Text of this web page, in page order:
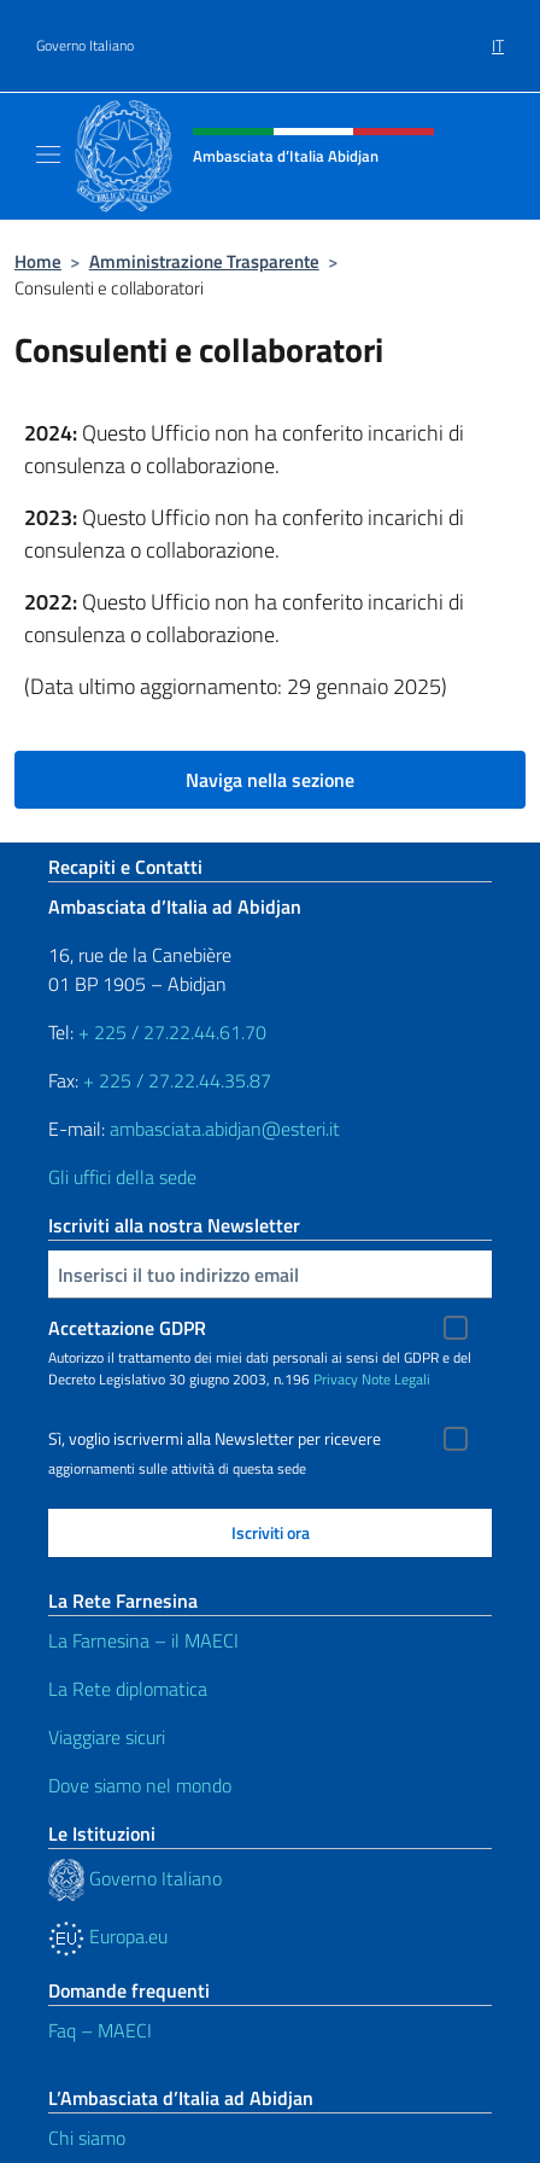
Governo Italiano IT
Intestazione sito, social e menù
Ambasciata d’Italia Abidjan
Home > Amministrazione Trasparente >
Consulenti e collaboratori
Consulenti e collaboratori
2024:Questo Ufficio non ha conferito incarichi di
consulenza o collaborazione.
2023:Questo Ufficio non ha conferito incarichi di
consulenza o collaborazione.
2022:Questo Ufficio non ha conferito incarichi di
consulenza o collaborazione.
(Data ultimo aggiornamento: 29 gennaio 2025)
Naviga nella sezione
Sezione footer
Recapiti e Contatti
Ambasciata d’Italia ad Abidjan
16, rue de la Canebière
01 BP 1905 – Abidjan
Tel: + 225 / 27.22.44.61.70
Fax: + 225 / 27.22.44.35.87
E-mail:ambasciata.abidjan@esteri.it
Gli uffici della sede
Iscriviti alla nostra Newsletter
Inserisci la tua email
Accettazione GDPR
Autorizzo il trattamento dei miei dati personali ai sensi del GDPR e del
Decreto Legislativo 30 giugno 2003, n.196 Privacy Note Legali
Sì, voglio iscrivermi alla Newsletter per ricevere
aggiornamenti sulle attività di questa sede
La Rete Farnesina
La Farnesina – il MAECI
La Rete diplomatica
Viaggiare sicuri
Dove siamo nel mondo
Le Istituzioni
Governo Italiano
Europa.eu
Domande frequenti
Faq – MAECI
L’Ambasciata d’Italia ad Abidjan
Chi siamo